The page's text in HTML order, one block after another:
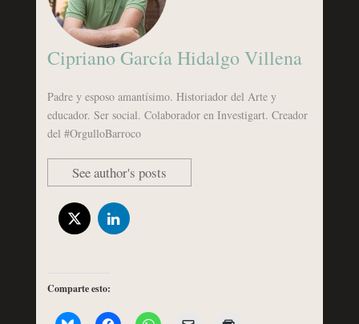
Cipriano García Hidalgo Villena
Padre y esposo amantísimo. Historiador del Arte y
educador. Ser social. Colaborador en Investigart. Creador
del #OrgulloBarroco
See author's posts
Comparte esto: